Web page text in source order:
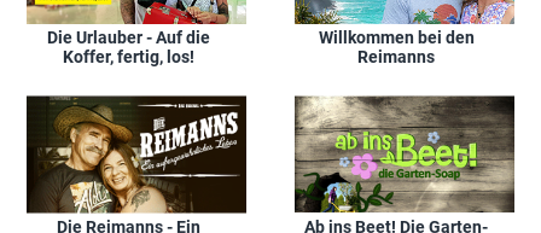
Die Urlauber - Auf die
Koffer, fertig, los!
Willkommen bei den
Reimanns
Die Reimanns - Ein
Ab ins Beet! Die Garten-